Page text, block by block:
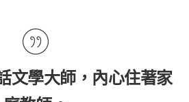
文學大師，內心住著家